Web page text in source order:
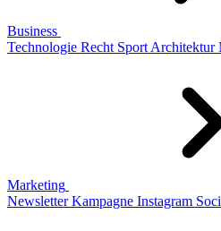
Business
Technologie Recht Sport Architektur
Marketing
Newsletter Kampagne Instagram